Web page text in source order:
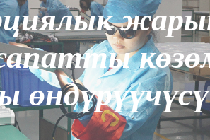
өндүрүүчүсү